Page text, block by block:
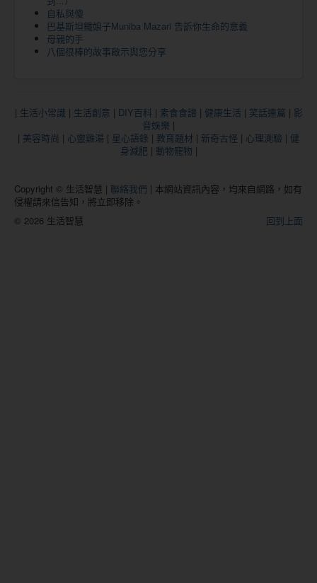
自私與傻
巴基斯坦鐵娘子Muniba Mazari 告訴你生命的意義
母親的手
八個很棒的故事啟示與您分享
| 生活小常識 | 生活創意 | DIY百科 | 素食食譜 | 健康生活 | 笑話連篇 | 影
音娛樂 |
| 美容時尚 | 心靈雞湯 | 星心語錄 | 教育題材 | 新奇古怪 | 心理測驗 | 健
身減肥 | 動物寵物 |
Copyright © 生活智慧 | 聯絡我們 | 本網站資訊內容，均來自網路，如有
侵權請來信告知，將立即移除。
回到上面
© 2026 生活智慧